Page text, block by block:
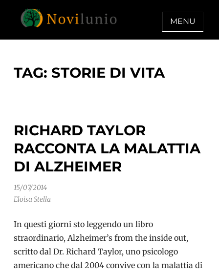
NOVILUNIO
Un aiuto con concreto dopo la
MENU
TAG: STORIE DI VITA
RICHARD TAYLOR
RACCONTA LA MALATTIA
DI ALZHEIMER
15/07/2014
Eloisa Stella
In questi giorni sto leggendo un libro
straordinario, Alzheimer’s from the inside out,
scritto dal Dr. Richard Taylor, uno psicologo
americano che dal 2004 convive con la malattia di